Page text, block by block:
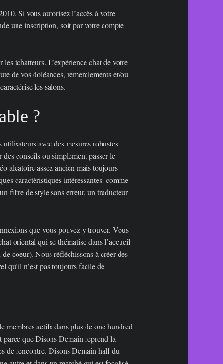
Si vous autorisez l’accès à votre
une inscription, soit par votre compte
tchatteurs. L’expérience chat de votre
de vos doléances, remerciements et/ou
les salons.
?
avec des mesures robustes
conseils ou simplement passer le
aléatoire assez ancien mais toujours
caractéristiques intéressantes, comme
filtre de style sans erreur, un traducteur
que vous pouvez y trouver. Vous
oriental qui se thématise dans l’accueil
coeur). Nous réfléchissons à créer des
qu’il n’est pas toujours facile de
membres actifs dans plus de one hundred
parce que Disons Demain reprend la
de rencontre. Disons Demain half du